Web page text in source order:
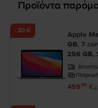
Προϊόντα
- 20 €
Apple
GB, 7
256 GB,
Πληρωμή
45999 €